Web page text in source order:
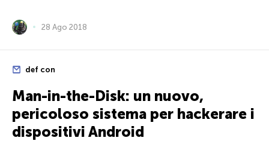
28 Ago 2018
def con
Man-in-the-Disk: un nuovo,
pericoloso sistema per hackerare i
dispositivi Android